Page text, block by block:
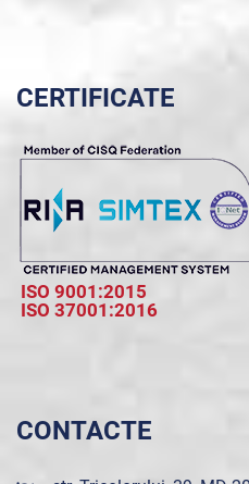
CERTIFICATE
ISO 9001:2015
ISO 37001:2016
CONTACTE